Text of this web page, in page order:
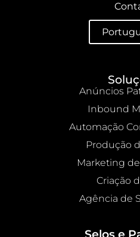
Anúncios
Inbound
Automação
Produção
Marketing
Criação
Agência de